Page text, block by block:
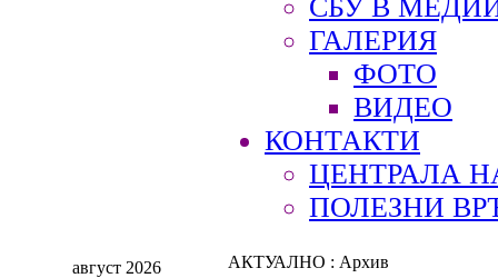
СБУ В
ГАЛЕРИЯ
ФОТО
ВИДЕО
КОНТАКТИ
ЦЕНТРАЛА
ПОЛЕЗНИ
август 2026 АКТУАЛНО : Архив